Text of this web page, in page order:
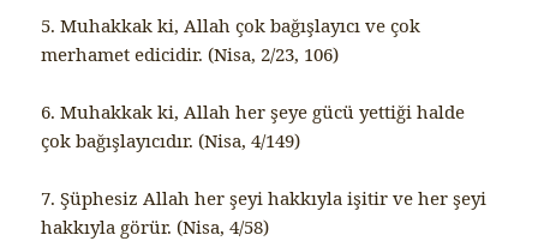
5. Muhakkak ki, Allah çok bağışlayıcı ve çok
merhamet edicidir. (Nisa, 2/23, 106)
6. Muhakkak ki, Allah her şeye gücü yettiği halde
çok bağışlayıcıdır. (Nisa, 4/149)
7. Şüphesiz Allah her şeyi hakkıyla işitir ve her şeyi
hakkıyla görür. (Nisa, 4/58)